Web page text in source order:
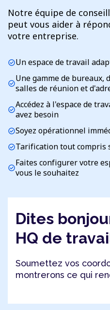
Notre équipe de
peut vous aider à
votre entreprise.
check_circleUn espace de travail
check_circleUne gamme de bureaux,
salles de réunion et
check_circleAccédez à l'espace de
avez besoin
check_circleSoyez opérationnel
check_circleTarification tout compris
check_circleFaites configurer votre
vous le souhaitez
Dites
HQ de
Soumettez vos
montrerons ce qui